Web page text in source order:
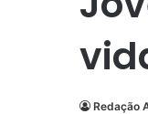
Redação